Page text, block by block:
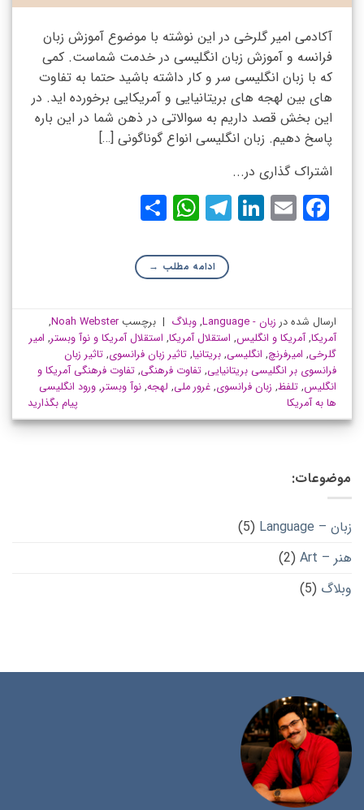
آکادمی امیر گلرخی در این نوشته با موضوع آموزش زبان
فرانسه و آموزش زبان انگلیسی در خدمت شماست. کمی
که با زبان انگلیسی سر و کار داشته باشید حتما به تفاوت
های بین لهجه های بریتانیایی و آمریکایی برخورده اید. در
این بخش قصد داریم به سوالاتی در ذهن شما در این باره
پاسخ دهیم. زبان انگلیسی انواع گوناگونی […]
اشتراک گذاری در...
Facebook
Email
LinkedIn
Telegram
WhatsApp
ادامه مطلب →
ارسال شده در زبان - Language ,وبلاگ | برچسبNoah Webster
,
آمریکا,آمریکا و انگلیس, استقلال آمریکا, استقلال آمریکا و نوآ وبستر, امیر
گلرخی, امیرفرنچ, انگلیسی,بریتانیا,تاثیر زبان فرانسوی,تاثیر زبان
فرانسوی بر انگلیسی بریتانیایی,تفاوت فرهنگی,تفاوت فرهنگی آمریکا و
انگلیس,تلفظ, زبان فرانسوی,غرور ملی, لهجه,نوآ وبستر,ورود انگلیسی
ها به آمریکا
پیام بگذارید
موضوعات:
زبان – Language
(5)
هنر – Art
(2)
وبلاگ (5)